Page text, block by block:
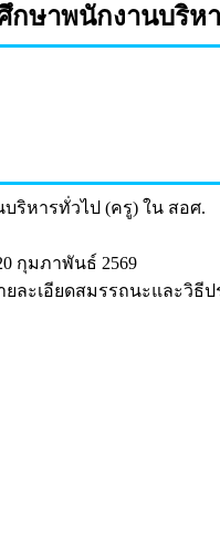
ษาพนักงานบริห
ริหารทั่วไป (ครู) ใน สอศ.
กุมภาพันธ์ 2569
ละเอียดสมรรถนะและวิธี